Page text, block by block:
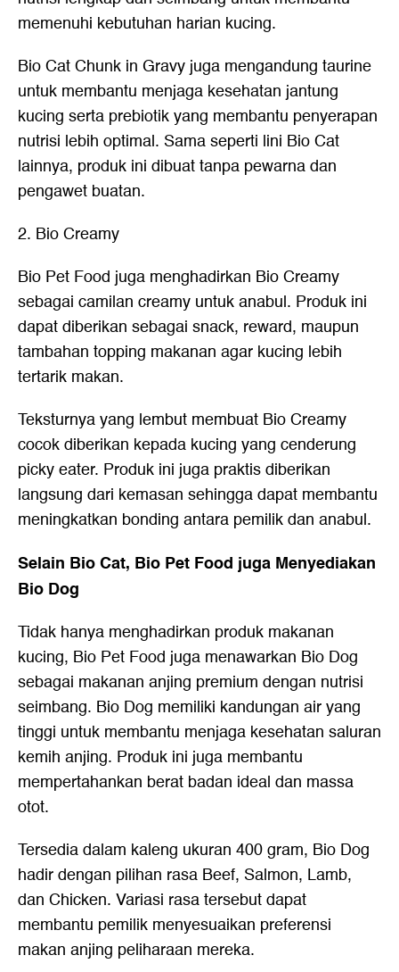
memenuhi kebutuhan harian kucing.
Bio Cat Chunk in Gravy juga mengandung taurine
untuk membantu menjaga kesehatan jantung
kucing serta prebiotik yang membantu penyerapan
nutrisi lebih optimal. Sama seperti lini Bio Cat
lainnya, produk ini dibuat tanpa pewarna dan
pengawet buatan.
2. Bio Creamy
Bio Pet Food juga menghadirkan Bio Creamy
sebagai camilan creamy untuk anabul. Produk ini
dapat diberikan sebagai snack, reward, maupun
tambahan topping makanan agar kucing lebih
tertarik makan.
Teksturnya yang lembut membuat Bio Creamy
cocok diberikan kepada kucing yang cenderung
picky eater. Produk ini juga praktis diberikan
langsung dari kemasan sehingga dapat membantu
meningkatkan bonding antara pemilik dan anabul.
Selain Bio Cat, Bio Pet Food juga Menyediakan
Bio Dog
Tidak hanya menghadirkan produk makanan
kucing, Bio Pet Food juga menawarkan Bio Dog
sebagai makanan anjing premium dengan nutrisi
seimbang. Bio Dog memiliki kandungan air yang
tinggi untuk membantu menjaga kesehatan saluran
kemih anjing. Produk ini juga membantu
mempertahankan berat badan ideal dan massa
otot.
Tersedia dalam kaleng ukuran 400 gram, Bio Dog
hadir dengan pilihan rasa Beef, Salmon, Lamb,
dan Chicken. Variasi rasa tersebut dapat
membantu pemilik menyesuaikan preferensi
makan anjing peliharaan mereka.